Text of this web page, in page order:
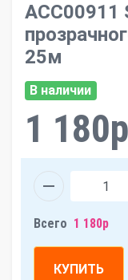
ACC00911
25м
В наличии
1 180р
Всего 1 180р
КУПИТЬ